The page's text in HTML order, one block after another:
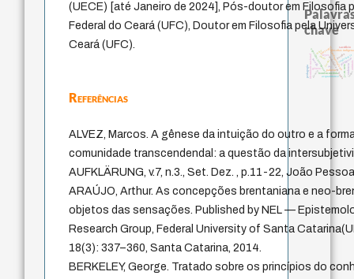
(UECE) [até Janeiro de 2024], Pós-doutor em Filosofia
Federal do Ceará (UFC), Doutor em Filosofia pela
Ceará (UFC).
Referências
ALVEZ, Marcos. A gênese da intuição do outro e a
comunidade transcendendal: a questão da
AUFKLÄRUNG, v.7, n.3., Set.­ Dez. , p.11­-22, João
ARAÚJO, Arthur. As concepções brentaniana e neo-
objetos das sensações. Published by NEL —
Research Group, Federal University of Santa
18(3): 337–360, Santa Catarina, 2014.
BERKELEY, George. Tratado sobre os princípios do
chave
fundamentalismo
jacobi protágoras
experiência temporalmetafísica do tempo
género
idade intolerância
identidade nacional homem-medida
filosofias
j.c.m. neto
palavra
perdón
leyes
violencia
guayaquil
logos
pedagogia lei
acquaintance
desejo
sacrifício
bataille
mind